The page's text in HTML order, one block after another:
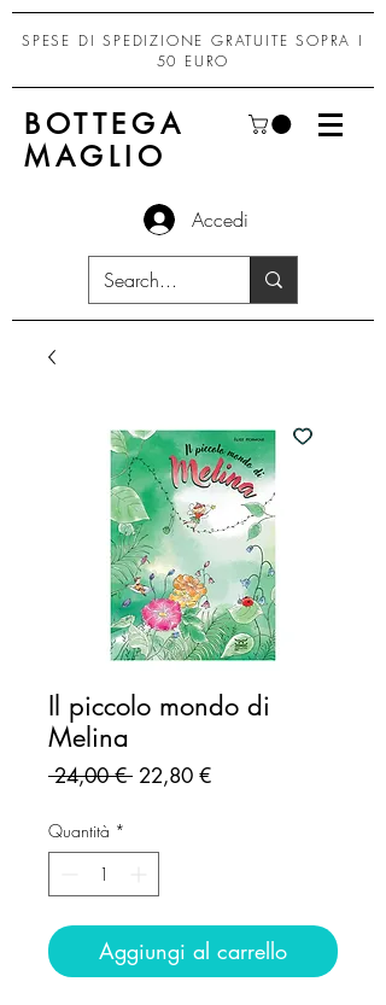
SPESE DI SPEDIZIONE GRATUITE SOPRA I
50 EURO
BOTTEGA
MAGLIO
Accedi
Il piccolo mondo di
Melina
24,00 € Prezzo
22,80 €Prezzo
Quantità *
Aggiungi al carrello